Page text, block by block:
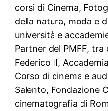
corsi di Cinema,
della natura, moda e
università e
Partner del PMFF, tra
Federico II,
Corso di cinema e
Salento, Fondazione
cinematografia di